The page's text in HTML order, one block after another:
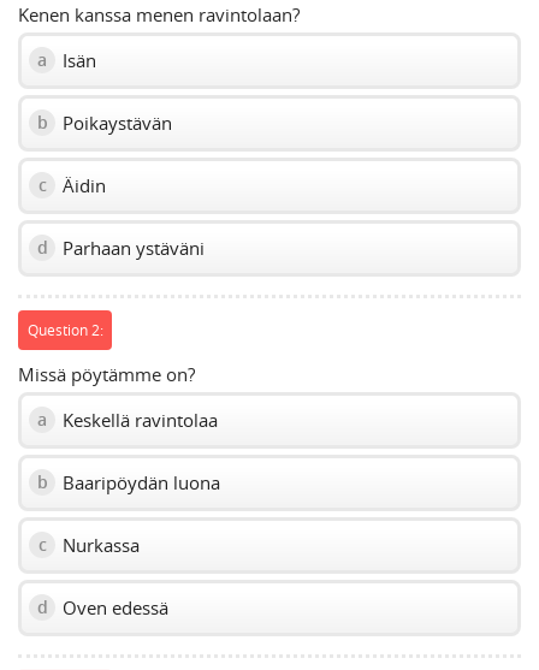
Kenen kanssa menen ravintolaan?
a Isän
b Poikaystävän
c Äidin
d Parhaan ystäväni
Question 2:
Missä pöytämme on?
a Keskellä ravintolaa
b Baaripöydän luona
c Nurkassa
d Oven edessä